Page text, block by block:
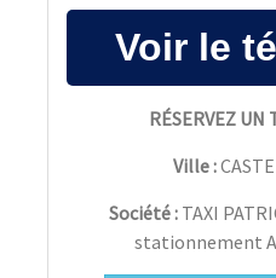
RÉSERVEZ UN
Ville :
Société : TAXI
stationnement